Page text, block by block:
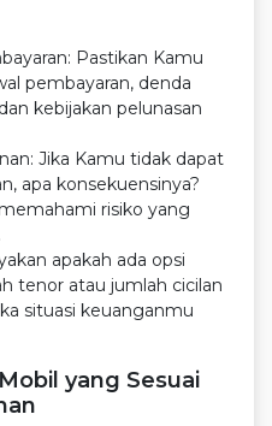
Pastikan Kamu
pembayaran, denda
kebijakan pelunasan
Jika Kamu tidak dapat
apa konsekuensinya?
risiko yang
apakah ada opsi
tenor atau jumlah cicilan
situasi keuanganmu
yang Sesuai